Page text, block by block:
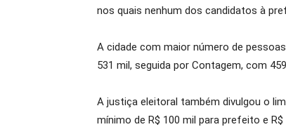
nos quais nenhum dos candidatos à
A cidade com maior número de
531 mil, seguida por Contagem, com
A justiça eleitoral também divulgou o
mínimo de R$ 100 mil para prefeito e R$